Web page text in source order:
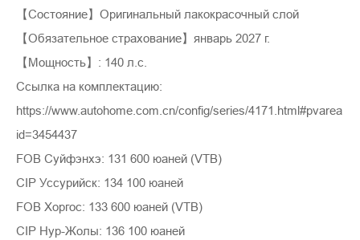
【Состояние】Оригинальный лакокрасочный слой
【Обязательное страхование】январь 2027 г.
【Мощность】: 140 л.с.
Ссылка на комплектацию:
https://www.autohome.com.cn/config/series/4171.html#pvarea
id=3454437
FOB Суйфэнхэ: 131 600 юаней (VTB)
CIP Уссурийск: 134 100 юаней
FOB Хоргос: 133 600 юаней (VTB)
CIP Нур-Жолы: 136 100 юаней